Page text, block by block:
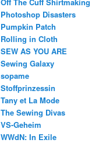
Photoshop Disasters
Pumpkin Patch
Rolling in Cloth
SEW AS YOU ARE
Sewing Galaxy
sopame
Stoffprinzessin
Tany et La Mode
The Sewing Divas
VS-Geheim
WWdN: In Exile